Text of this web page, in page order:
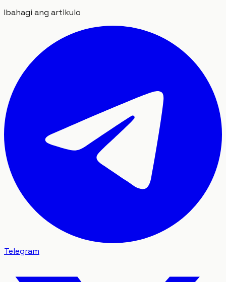
Ibahagi ang artikulo
Telegram